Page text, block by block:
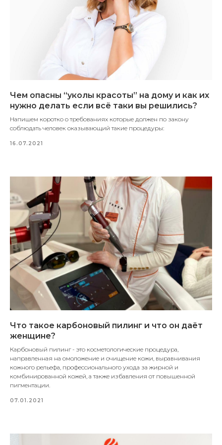
Чем опасны “уколы красоты” на дому и как их
нужно делать если всё таки вы решились?
Напишем коротко о требованиях которые должен по закону
соблюдать человек оказывающий такие процедуры:
16.07.2021
Что такое карбоновый пилинг и что он даёт
женщине?
Карбоновый пилинг - это косметологические процедура,
направленная на омоложение и очищение кожи, выравнивания
кожного рельефа, профессионального ухода за жирной и
комбинированной кожей, а также избавления от повышенной
пигментации.
07.01.2021